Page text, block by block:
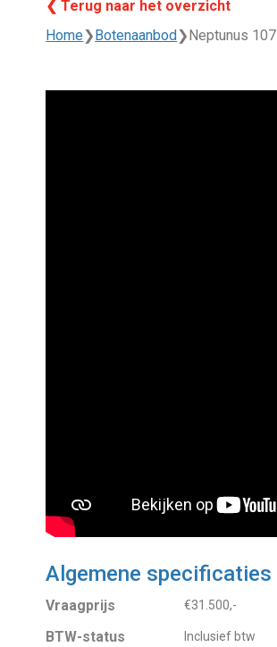
❮ Terug naar het overzicht
Home❯ Botenaanbod ❯ Neptunus 107
Algemene specificaties
Vraagprijs €31.500,-
BTW-status Inclusief btw